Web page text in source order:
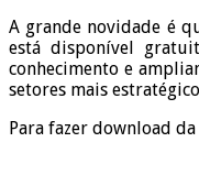
A grande novidade é
está disponível
conhecimento e
setores mais
Para fazer download